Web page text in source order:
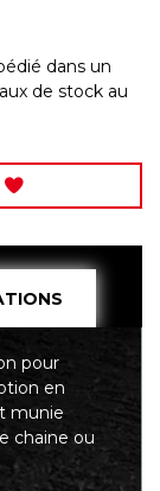
dans un
de stock au
pour
en
munie
chaine ou